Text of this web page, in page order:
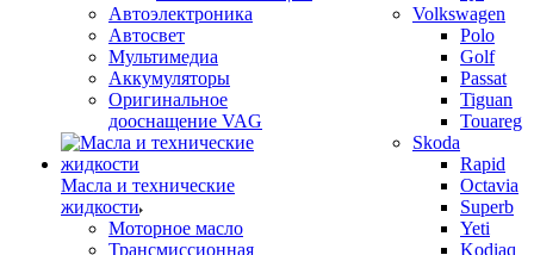
Автоэлектроника
Автосвет
Мультимедиа
Аккумуляторы
Оригинальное
дооснащение VAG
Масла и технические
жидкости
Моторное масло
Трансмиссионная
Volkswagen
Polo
Golf
Passat
Tiguan
Touareg
Skoda
Rapid
Octavia
Superb
Yeti
Kodiaq